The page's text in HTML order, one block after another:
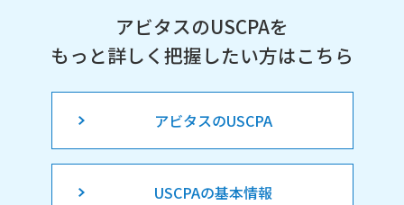
アビタスのUSCPAを
もっと詳しく把握したい方はこちら
アビタスのUSCPA
USCPAの基本情報